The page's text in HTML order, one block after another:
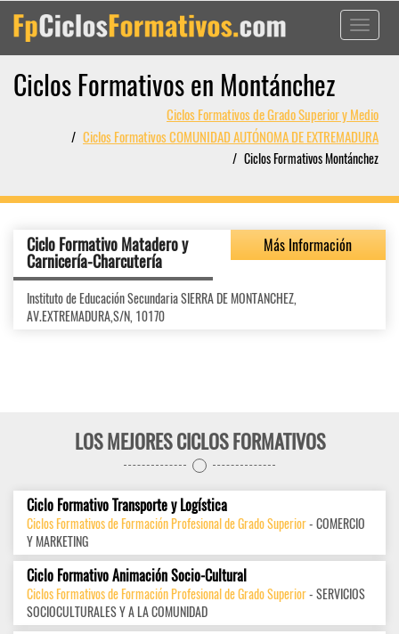
Toggle
Ciclos Formativos en Montánchez
Ciclos Formativos de Grado Superior y Medio
Ciclos Formativos COMUNIDAD AUTÓNOMA DE EXTREMADURA
Ciclos Formativos Montánchez
Ciclo Formativo Matadero y
Carnicería-Charcutería
Más Información
Instituto de Educación Secundaria SIERRA DE MONTANCHEZ,
AV.EXTREMADURA,S/N, 10170
LOS MEJORES CICLOS FORMATIVOS
Ciclo Formativo Transporte y Logística
Ciclos Formativos de Formación Profesional de Grado Superior- COMERCIO
Y MARKETING
Ciclo Formativo Animación Socio-Cultural
Ciclos Formativos de Formación Profesional de Grado Superior- SERVICIOS
SOCIOCULTURALES Y A LA COMUNIDAD